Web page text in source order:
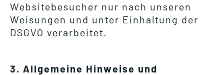
Websitebesucher nur nach unseren
Weisungen und unter Einhaltung der
DSGVO verarbeitet.
3. Allgemeine Hinweise und